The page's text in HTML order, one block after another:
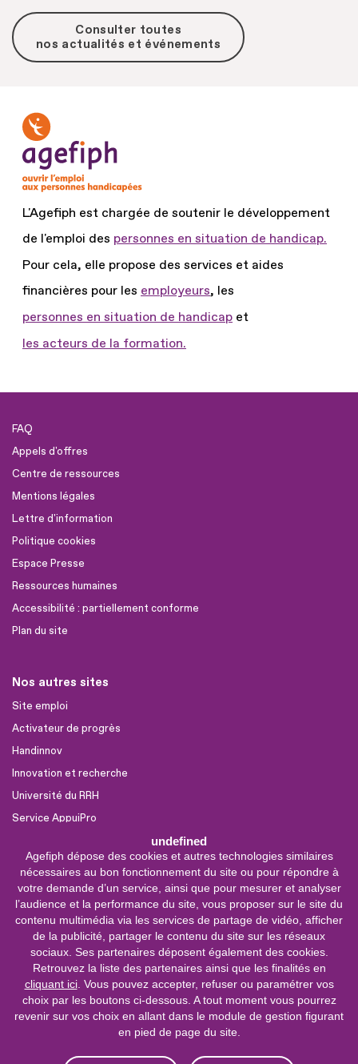
undefined
Agefiph dépose des cookies et autres technologies similaires
nécessaires au bon fonctionnement du site ou pour répondre à
votre demande d’un service, ainsi que pour mesurer et analyser
l’audience et la performance du site, vous proposer sur le site du
contenu multimédia via les services de partage de vidéo, afficher
de la publicité, partager le contenu du site sur les réseaux
sociaux. Ses partenaires déposent également des cookies.
Retrouvez la liste des partenaires ainsi que les finalités en
cliquant ici. Vous pouvez accepter, refuser ou paramétrer vos
choix par les boutons ci-dessous. A tout moment vous pourrez
revenir sur vos choix en allant dans le module de gestion figurant
en pied de page du site.
Consulter toutes
nos actualités et événements
L'Agefiph est chargée de soutenir le développement
de l'emploi des personnes en situation de handicap.
Pour cela, elle propose des services et aides
financières pour les employeurs, les
personnes en situation de handicap et
les acteurs de la formation.
FAQ
Appels d'offres
Centre de ressources
Mentions légales
Lettre d'information
Politique cookies
Espace Presse
Ressources humaines
Accessibilité : partiellement conforme
Plan du site
Nos autres sites
Site emploi
Activateur de progrès
Handinnov
Innovation et recherche
Université du RRH
Service AppuiPro
Nous suivre
Youtube
Linkedin
Facebook
0 800 11 10 09
Service &
appel gratuits
Nous contacter